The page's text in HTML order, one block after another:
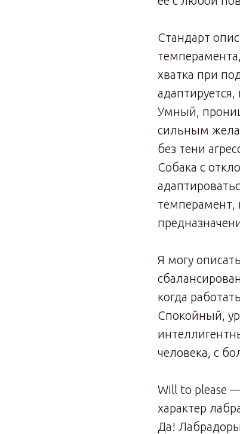
Стандарт
хватка при
Умный,
сильным
без тени
Собака с
темперамент,
Я могу
когда
Спокойный,
человека, с
Will to please
характер
Да!